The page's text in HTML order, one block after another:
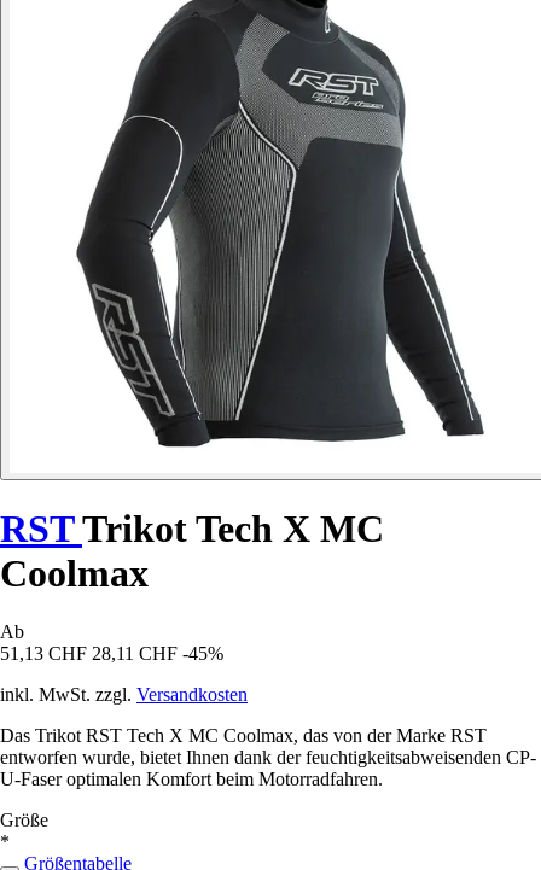
RSTTrikot Tech X MC
Coolmax
Ab
51,13 CHF 28,11 CHF -45%
inkl. MwSt. zzgl. Versandkosten
Das Trikot RST Tech X MC Coolmax, das von der Marke RST
entworfen wurde, bietet Ihnen dank der feuchtigkeitsabweisenden CP-
U-Faser optimalen Komfort beim Motorradfahren.
Größe
*
Größentabelle